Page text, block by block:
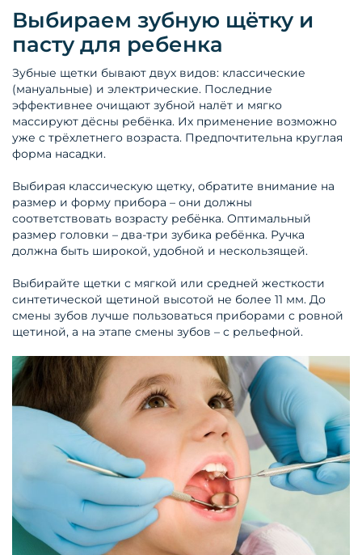
Выбираем зубную щётку и
пасту для ребенка
Зубные щетки бывают двух видов: классические
(мануальные) и электрические. Последние
эффективнее очищают зубной налёт и мягко
массируют дёсны ребёнка. Их применение возможно
уже с трёхлетнего возраста. Предпочтительна круглая
форма насадки.
Выбирая классическую щетку, обратите внимание на
размер и форму прибора – они должны
соответствовать возрасту ребёнка. Оптимальный
размер головки – два-три зубика ребёнка. Ручка
должна быть широкой, удобной и нескользящей.
Выбирайте щетки с мягкой или средней жесткости
синтетической щетиной высотой не более 11 мм. До
смены зубов лучше пользоваться приборами с ровной
щетиной, а на этапе смены зубов – с рельефной.